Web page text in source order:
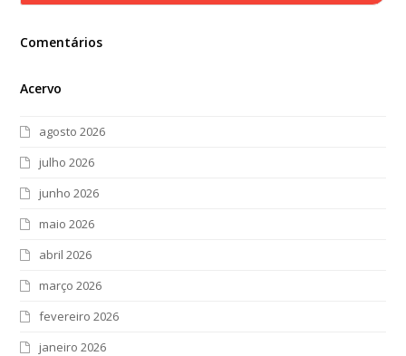
Comentários
Acervo
agosto 2026
julho 2026
junho 2026
maio 2026
abril 2026
março 2026
fevereiro 2026
janeiro 2026